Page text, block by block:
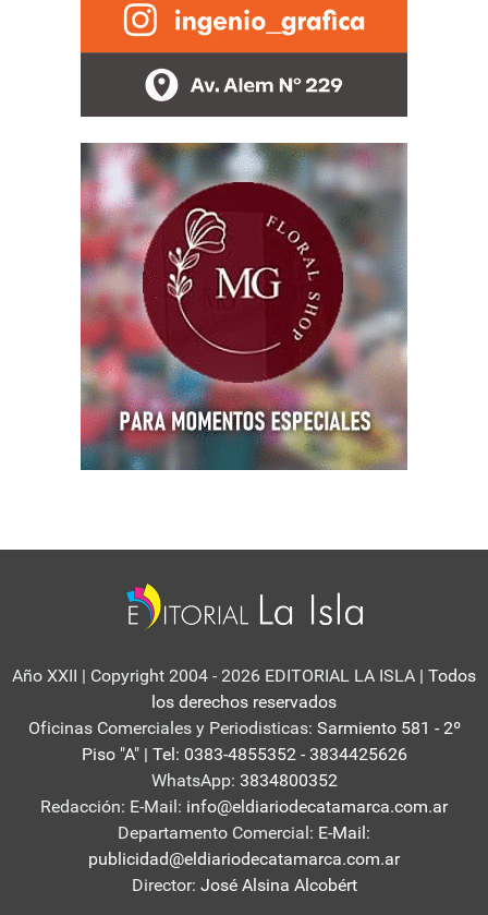
Año XXII | Copyright 2004 - 2026 EDITORIAL LA ISLA | Todos
los derechos reservados
Oficinas Comerciales y Periodisticas: Sarmiento 581 - 2º
Piso "A" | Tel: 0383-4855352 - 3834425626
WhatsApp: 3834800352
Redacción: E-Mail: info@eldiariodecatamarca.com.ar
Departamento Comercial: E-Mail:
publicidad@eldiariodecatamarca.com.ar
Director: José Alsina Alcobért